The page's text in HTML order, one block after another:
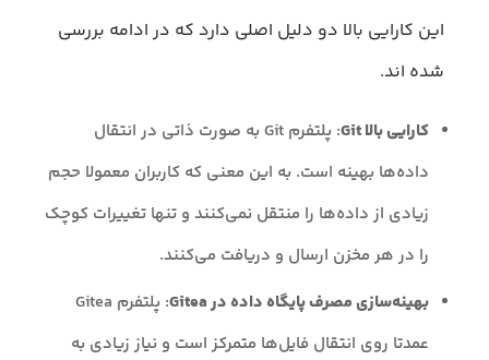
این کارایی بالا دو دلیل اصلی دارد که در ادامه بررسی
شده اند.
کارایی بالا Git
: پلتفرم Git به صورت ذاتی در انتقال
داده‌ها بهینه است. به این معنی که کاربران معمولا حجم
زیادی از داده‌ها را منتقل نمی‌کنند و تنها تغییرات کوچک
را در هر مخزن ارسال و دریافت می‌کنند.
بهینه‌سازی مصرف پایگاه داده در Gitea
: پلتفرم Gitea
عمدتا روی انتقال فایل‌ها متمرکز است و نیاز زیادی به